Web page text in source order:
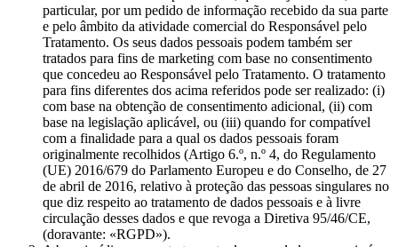
particular, por um pedido de informação recebido da sua parte
e pelo âmbito da atividade comercial do Responsável pelo
Tratamento. Os seus dados pessoais podem também ser
tratados para fins de marketing com base no consentimento
que concedeu ao Responsável pelo Tratamento. O tratamento
para fins diferentes dos acima referidos pode ser realizado: (i)
com base na obtenção de consentimento adicional, (ii) com
base na legislação aplicável, ou (iii) quando for compatível
com a finalidade para a qual os dados pessoais foram
originalmente recolhidos (Artigo 6.º, n.º 4, do Regulamento
(UE) 2016/679 do Parlamento Europeu e do Conselho, de 27
de abril de 2016, relativo à proteção das pessoas singulares no
que diz respeito ao tratamento de dados pessoais e à livre
circulação desses dados e que revoga a Diretiva 95/46/CE,
(doravante: «RGPD»).